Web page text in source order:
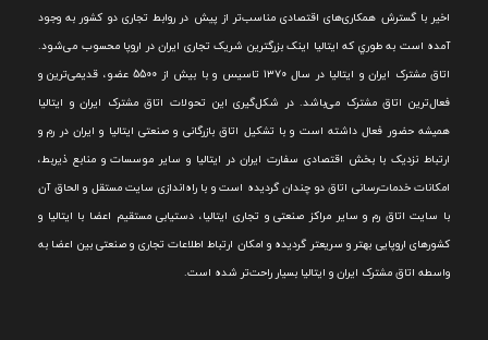
اخير با گسترش همکاری‌های اقتصادی مناسب‌تر از پيش در روابط تجاری دو کشور به وجود
آمده است به طوري که ايتاليا اينک بزرگترين شريک تجاری ايران در اروپا محسوب می‌شود.
اتاق مشترک ایران و ایتالیا در سال ۱۳۷۰ تاسیس و با بیش از 5500 عضو، قدیمی‌ترین و
فعال‌ترین اتاق مشترک می‌باشد.در شکل‌گيری اين تحولات اتاق مشترک ايران و ايتاليا
هميشه حضور فعال داشته است و با تشکيل اتاق بازرگانی و صنعتی ايتاليا و ايران در رم و
ارتباط نزديک با بخش اقتصادی سفارت ايران در ايتاليا و ساير موسسات و منابع ذيربط،
امکانات خدمات‌رسانی اتاق دو چندان گرديده است و با راه‌اندازی سايت مستقل و الحاق آن
با سايت اتاق رم و ساير مراکز صنعتی و تجاری ايتاليا، دستيابی مستقيم اعضا با ايتاليا و
کشورهای اروپایی بهتر و سريعتر گرديده و امکان ارتباط اطلاعات تجاری و صنعتی بين اعضا به
واسطه اتاق مشترک ایران و ایتالیا بسیار راحت‌تر شده است.